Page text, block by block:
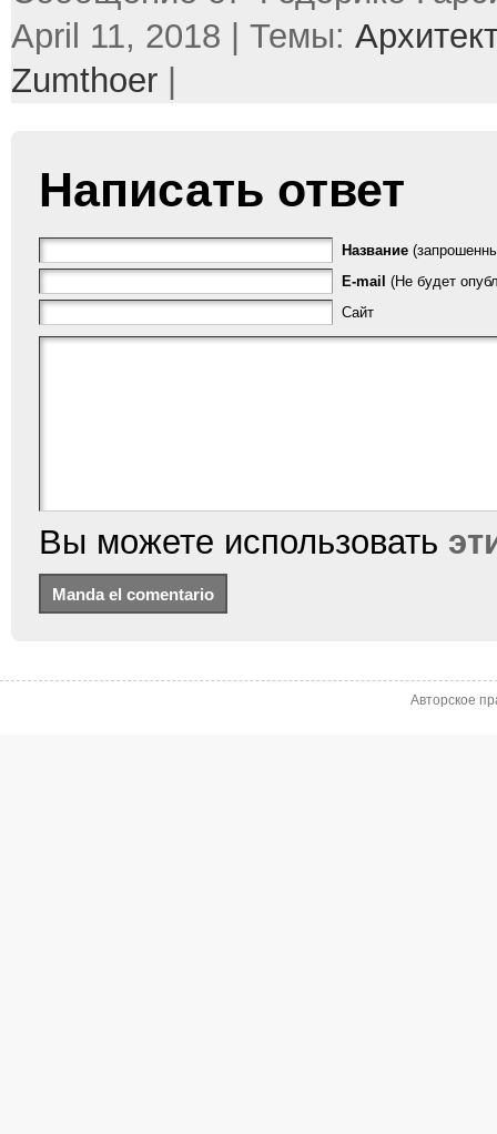
April 11, 2018 | Темы:
Zumthoer
Написать ответ
Название
E-mail (Не будет
Сайт
Вы можете использовать
Авторское